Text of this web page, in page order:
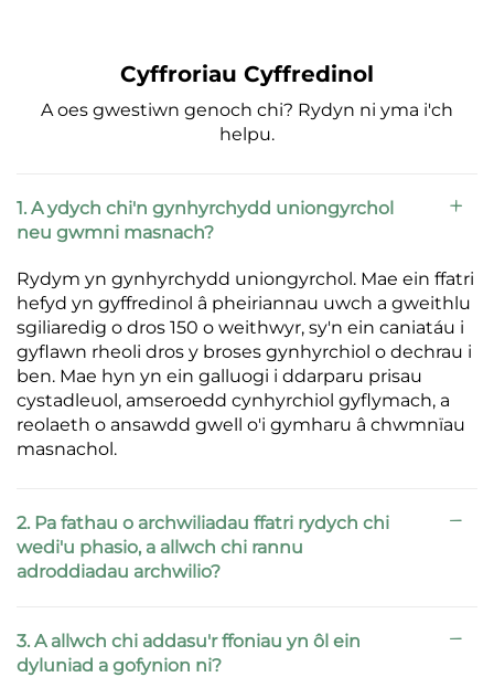
Cyffroriau Cyffredinol
A oes gwestiwn genoch chi? Rydyn ni yma i'ch
helpu.
1. A ydych chi'n gynhyrchydd uniongyrchol
neu gwmni masnach?
Rydym yn gynhyrchydd uniongyrchol. Mae ein ffatri
hefyd yn gyffredinol â pheiriannau uwch a gweithlu
sgiliaredig o dros 150 o weithwyr, sy'n ein caniatáu i
gyflawn rheoli dros y broses gynhyrchiol o dechrau i
ben. Mae hyn yn ein galluogi i ddarparu prisau
cystadleuol, amseroedd cynhyrchiol gyflymach, a
reolaeth o ansawdd gwell o'i gymharu â chwmnïau
masnachol.
2. Pa fathau o archwiliadau ffatri rydych chi
wedi'u phasio, a allwch chi rannu
adroddiadau archwilio?
3. A allwch chi addasu'r ffoniau yn ôl ein
dyluniad a gofynion ni?